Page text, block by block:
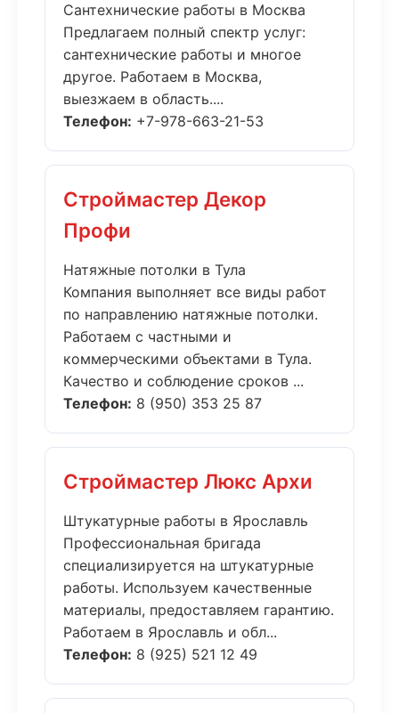
Сантехнические работы в Москва
Предлагаем полный спектр услуг:
сантехнические работы и многое
другое. Работаем в Москва,
выезжаем в область....
Телефон: +7-978-663-21-53
Строймастер Декор
Профи
Натяжные потолки в Тула
Компания выполняет все виды работ
по направлению натяжные потолки.
Работаем с частными и
коммерческими объектами в Тула.
Качество и соблюдение сроков ...
Телефон: 8 (950) 353 25 87
Строймастер Люкс Архи
Штукатурные работы в Ярославль
Профессиональная бригада
специализируется на штукатурные
работы. Используем качественные
материалы, предоставляем гарантию.
Работаем в Ярославль и обл...
Телефон: 8 (925) 521 12 49